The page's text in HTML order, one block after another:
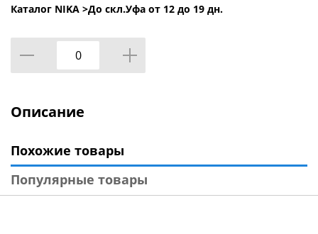
Каталог NIKA >До скл.Уфа от 12 до 19 дн.
Описание
Похожие товары
Популярные товары